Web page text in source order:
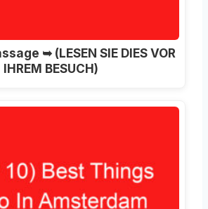
➥ (LESEN SIE DIES VOR
IHREM BESUCH)